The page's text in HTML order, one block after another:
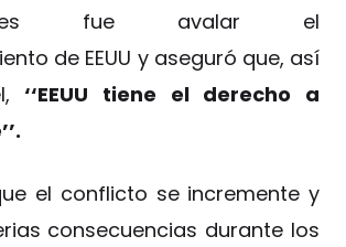
fue avalar el
de EEUU y aseguró que, así
‘‘EEUU tiene el derecho a
el conflicto se incremente y
consecuencias durante los